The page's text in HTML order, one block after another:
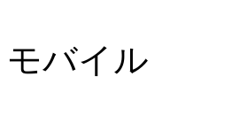
モバイル